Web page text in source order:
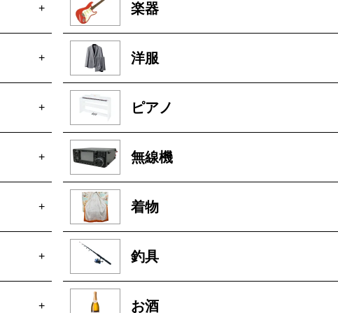
+
+
+
+
+
+
+
楽器
洋服
ピアノ
無線機
着物
釣具
お酒